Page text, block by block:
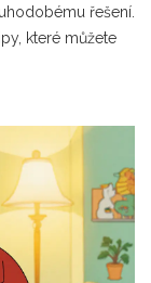
řešení.
které můžete